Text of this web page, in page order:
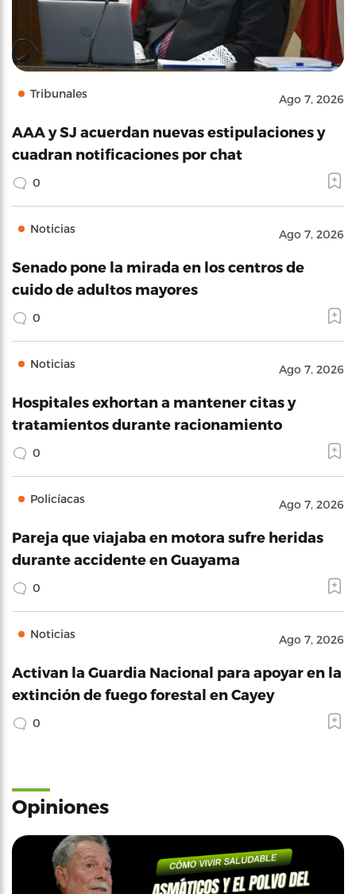
Tribunales Ago 7, 2026
AAA y SJ acuerdan nuevas estipulaciones y
cuadran notificaciones por chat
0
Noticias Ago 7, 2026
Senado pone la mirada en los centros de
cuido de adultos mayores
0
Noticias Ago 7, 2026
Hospitales exhortan a mantener citas y
tratamientos durante racionamiento
0
Policíacas Ago 7, 2026
Pareja que viajaba en motora sufre heridas
durante accidente en Guayama
0
Noticias Ago 7, 2026
Activan la Guardia Nacional para apoyar en la
extinción de fuego forestal en Cayey
0
Opiniones